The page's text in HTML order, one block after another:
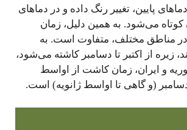
پایین، تغییر رنگ داده و در دماهای
کوتاه می‌شود. به همین دلیل، زمان
مناطق مختلف، متفاوت است. به
زیره از اکتبر تا دسامبر کاشته می‌شود،
و ایران، زمان کاشت از اواسط
(و گاهی تا اواسط ژانویه) است.